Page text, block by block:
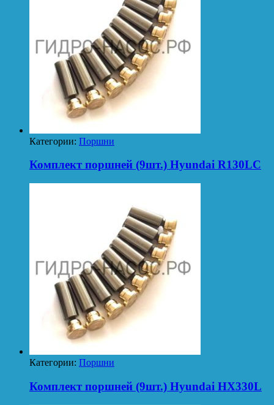
Категории: Поршни
Комплект поршней (9шт.) Hyundai R130LC
Категории: Поршни
Комплект поршней (9шт.) Hyundai HX330L